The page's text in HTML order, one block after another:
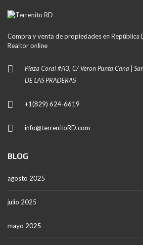
Compra y venta de propiedades en República
Realtor online
Plaza Coral #A3, C/ Veron Punta Cana |
DE LAS PRADERAS
+1(829) 624-6619
info@terrenitoRD.com
BLOG
agosto 2025
julio 2025
mayo 2025